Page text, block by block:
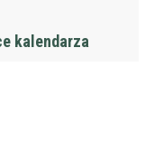
kalendarza